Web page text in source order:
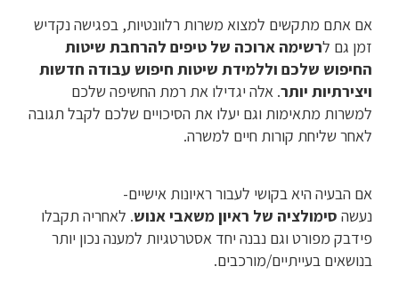
אם אתם מתקשים למצוא משרות רלוונטיות, בפגישה נקדיש
זמן גם לרשימה ארוכה של טיפים להרחבת שיטות
החיפוש שלכם וללמידת שיטות חיפוש עבודה חדשות
ויצירתיות יותר. אלה יגדילו את רמת החשיפה שלכם
למשרות מתאימות וגם יעלו את הסיכויים שלכם לקבל תגובה
לאחר שליחת קורות חיים למשרה.
אם הבעיה היא בקושי לעבור ראיונות אישיים-
נעשה סימולציה של ראיון משאבי אנוש. לאחריה תקבלו
פידבק מפורט וגם נבנה יחד אסטרטגיות למענה נכון יותר
בנושאים בעייתיים/מורכבים.